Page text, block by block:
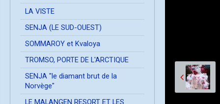
LA VISTE
SENJA (LE SUD-OUEST)
SOMMAROY et Kvaloya
TROMSO, PORTE DE L'ARCTIQUE
SENJA "le diamant brut de la
Norvège"
LE MALANGEN RESORT ET LES